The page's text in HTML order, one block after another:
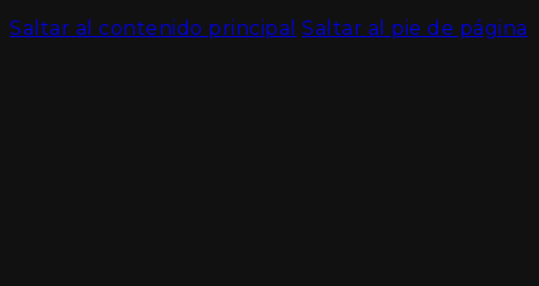
Saltar al contenido principal Saltar al pie de página